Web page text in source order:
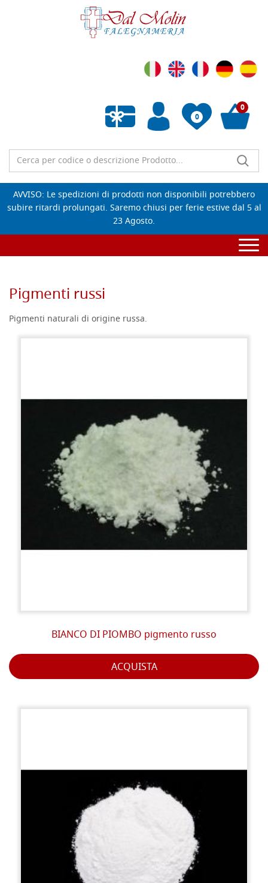
0
Wishlist vuota
0
AVVISO: Le spedizioni di prodotti non disponibili potrebbero
subire ritardi prolungati. Saremo chiusi per ferie estive dal 5 al
23 Agosto.
Pigmenti russi
Pigmenti naturali di origine russa.
BIANCO DI PIOMBO pigmento russo
ACQUISTA